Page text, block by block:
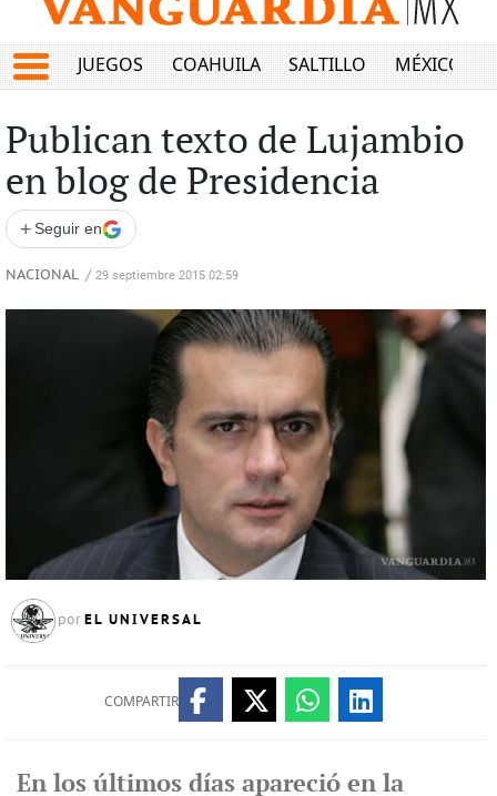
JUEGOS COAHUILA SALTILLO MÉXICO
Publican texto de Lujambio
en blog de Presidencia
+ Seguir en
NACIONAL / 29 septiembre 2015 02:59
por EL UNIVERSAL
COMPARTIR
En los últimos días apareció en la